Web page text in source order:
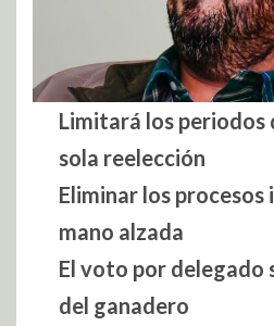
Limitará los periodos
sola reelección
Eliminar los
mano alzada
El voto por delegado
del ganadero